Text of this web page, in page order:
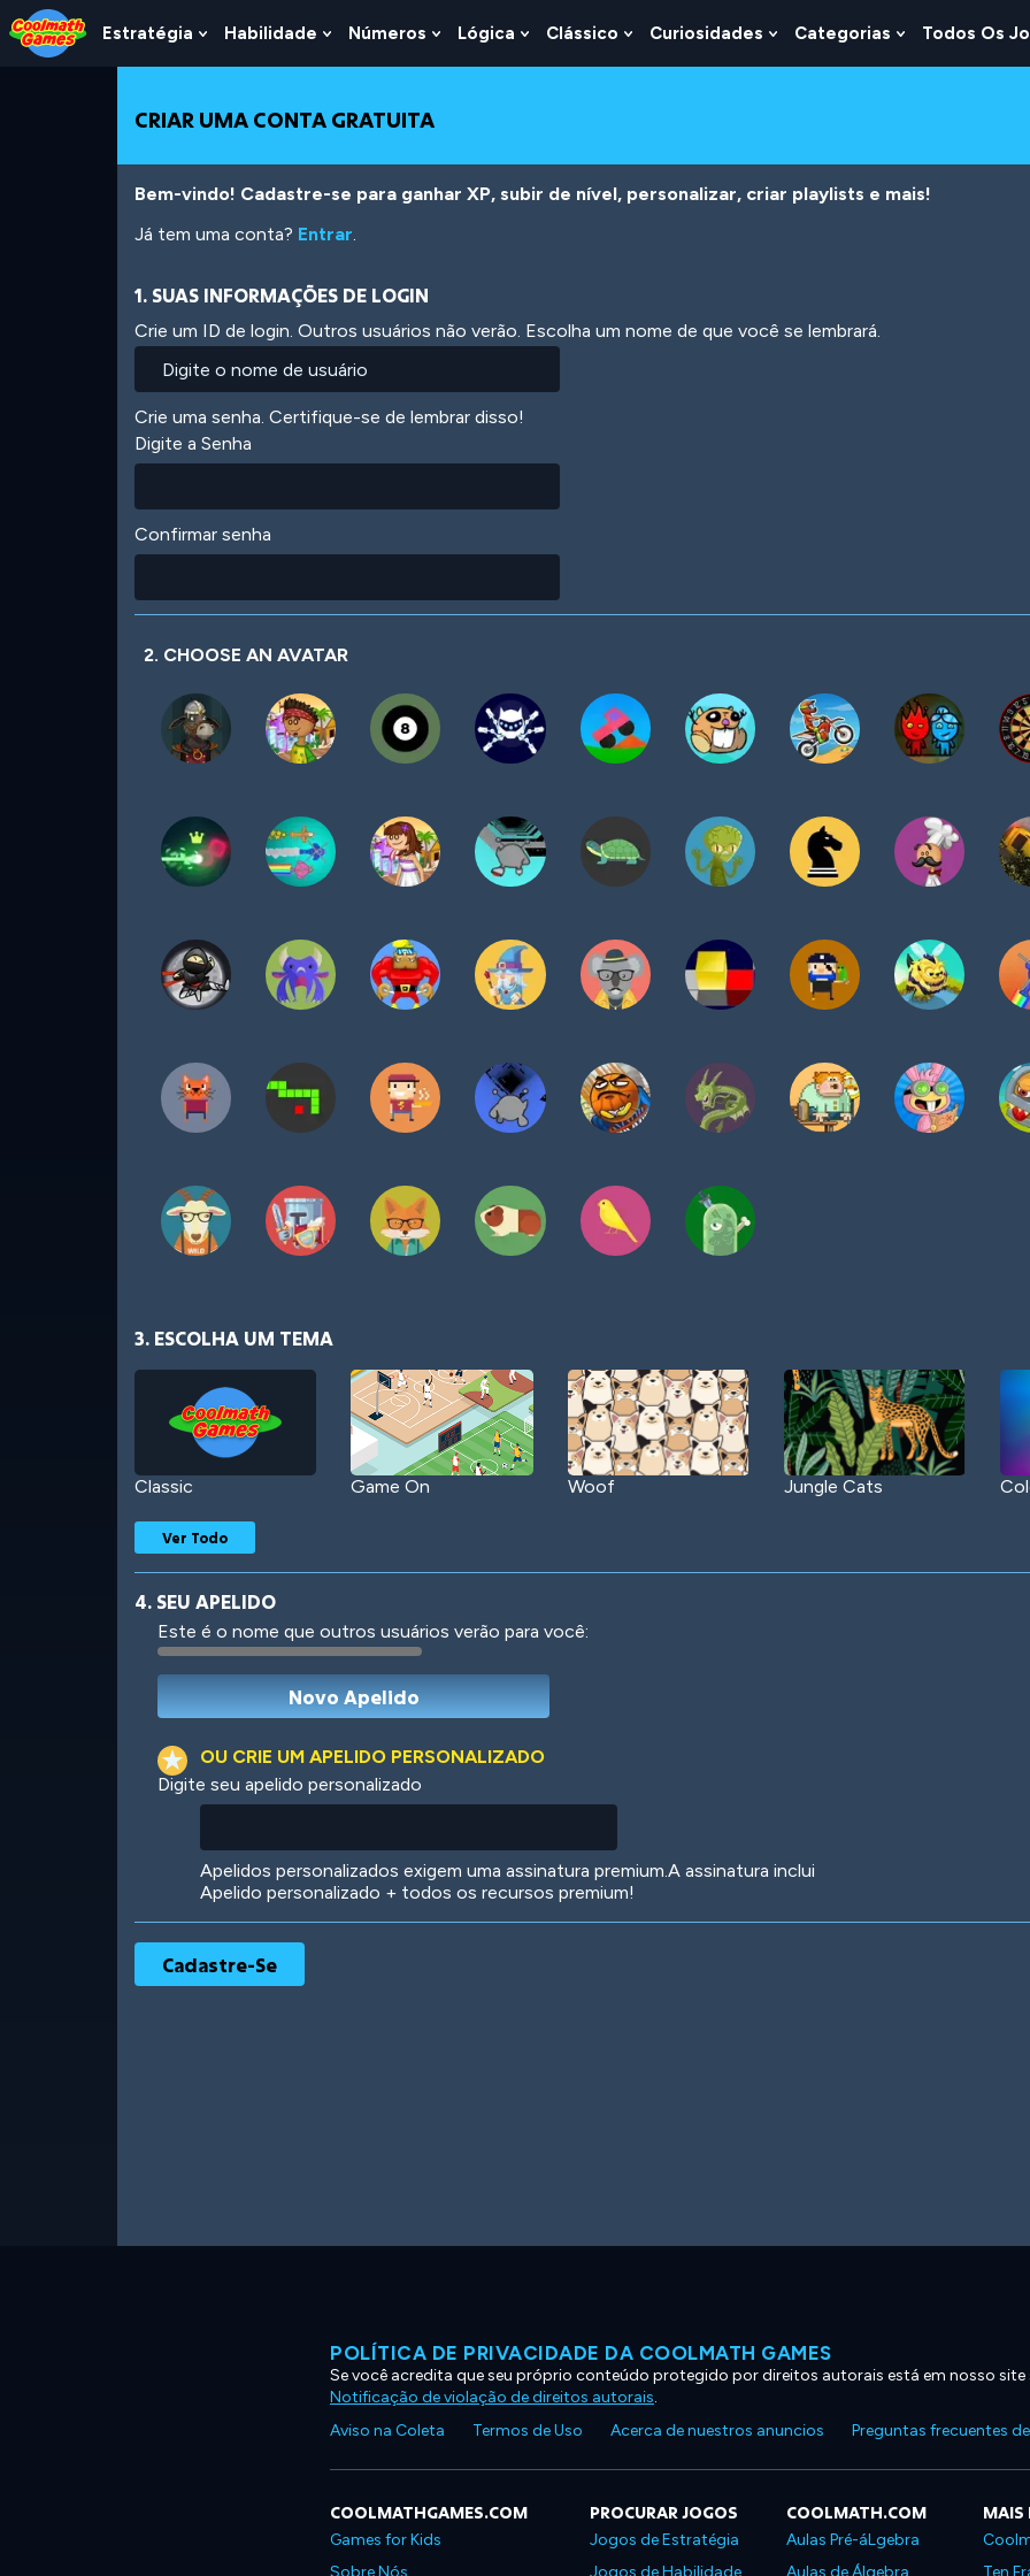
Skip
to
Top
Skip
to
Navigation
Skip
to
Main
Skip
to
Footer
para
Estratégia Show
Submenu
Estratégia
Habilidade Show
Submenu
Habilidade
Números Show
Submenu
Lógica Show
Submenu
Clássico Show
Submenu
Curiosidades Show
Submenu
Categorias Show
Submenu
Todos Os
CRIAR UMA CONTA GRATUITA
Bem-vindo! Cadastre-se para ganhar XP, subir de nível, personalizar, criar playlists e mais!
Já tem uma conta? Entrar.
1. SUAS INFORMAÇÕES DE LOGIN
Crie um ID de login. Outros usuários não verão. Escolha um nome de que você se lembrará.
Crie uma senha. Certifique-se de lembrar disso!
Digite a Senha
Confirmar senha
2. CHOOSE AN AVATAR
3. ESCOLHA UM TEMA
Classic Game On Woof Jungle Cats
Robotic International
Ver Todo
4. SEU APELIDO
Este é o nome que outros usuários verão para você:
OU CRIE UM APELIDO PERSONALIZADO
Digite seu apelido personalizado
Apelidos personalizados exigem uma assinatura premium.A assinatura inclui
Apelido personalizado + todos os recursos premium!
POLÍTICA DE PRIVACIDADE DA COOLMATH GAMES
Se você acredita que seu próprio conteúdo protegido por direitos autorais está em nosso site
Notificação de violação de direitos autorais.
Aviso na Coleta
Termos de Uso Acerca de nuestros anuncios Preguntas frecuentes
COOLMATHGAMES.COM
Games for Kids
Sobre Nós
PROCURAR JOGOS
Jogos de Estratégia
Jogos de Habilidade
COOLMATH.COM
Aulas Pré-áLgebra
Aulas de Álgebra
MAIS
Ten